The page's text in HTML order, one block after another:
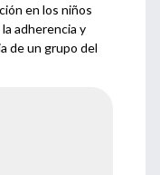
en los niños
adherencia y
de un grupo del